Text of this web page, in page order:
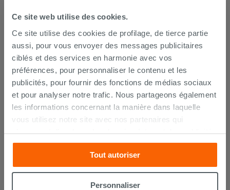
Ce site web utilise des cookies.
Ce site utilise des cookies de profilage, de tierce partie
aussi, pour vous envoyer des messages publicitaires
ciblés et des services en harmonie avec vos
préférences, pour personnaliser le contenu et les
publicités, pour fournir des fonctions de médias sociaux
et pour analyser notre trafic. Nous partageons également
les informations concernant la manière dans laquelle
vous utilisez notre site avec nos partenaires qui
s’occupent d’analyser les données Internet, les publicités
et les réseaux sociaux. Lesdits partenaires pourraient
combiner ces informations avec d’autres que vous leur
avez fournies ou qu’ils ont recueillies à partir de votre
utilisation sur leurs services. Si vous souhaitez en savoir
Tout autoriser
Personnaliser
LES CLIENTS AYANT ACHETÉ CE
PRODUIT ONT ÉGALEMENT
ACHETÉ